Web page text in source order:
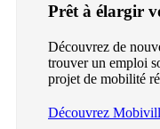
Prêt à élargir
Découvrez de
trouver un emploi
projet de mobilité
Découvrez